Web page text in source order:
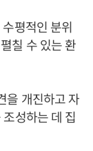
평적인 분위
칠 수 있는 환
을 개진하고 자
성하는 데 집